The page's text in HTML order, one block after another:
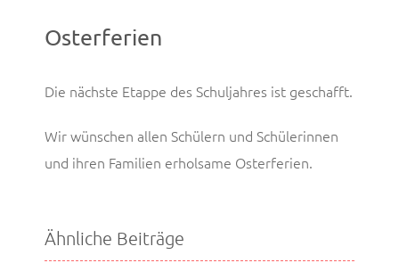
Osterferien
Die nächste Etappe des Schuljahres ist geschafft.
Wir wünschen allen Schülern und Schülerinnen
und ihren Familien erholsame Osterferien.
Ähnliche Beiträge